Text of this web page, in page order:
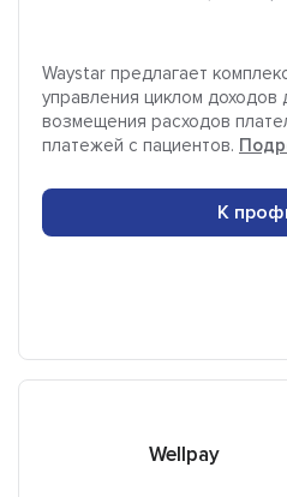
Waystar предлагает
управления циклом доходов
возмещения расходов
платежей с пациентов.
К
Wellpay